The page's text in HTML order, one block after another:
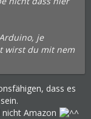
je
wirst du mit nem
dass es
Amazon